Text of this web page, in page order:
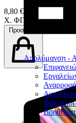
Απολύμανση -
8,80 €
Χ. ΦΠΑ
Προσθήκη